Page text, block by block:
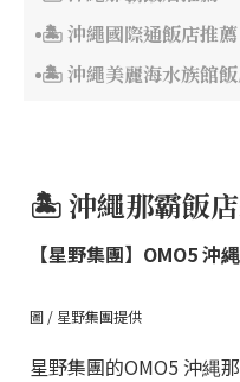
🏝️ 沖繩國際通飯店推薦
🏝️ 沖繩美麗海水族館
🏝️ 沖繩那霸飯
【星野集團】OMO5 沖
圖 / 星野集團提供
星野集團的OMO5 沖縄